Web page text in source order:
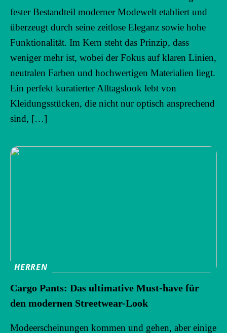
fester Bestandteil moderner Modewelt etabliert und
überzeugt durch seine zeitlose Eleganz sowie hohe
Funktionalität. Im Kern steht das Prinzip, dass
weniger mehr ist, wobei der Fokus auf klaren Linien,
neutralen Farben und hochwertigen Materialien liegt.
Ein perfekt kuratierter Alltagslook lebt von
Kleidungsstücken, die nicht nur optisch ansprechend
sind, […]
HERREN
Cargo Pants: Das ultimative Must-have für
den modernen Streetwear-Look
Modeerscheinungen kommen und gehen, aber einige